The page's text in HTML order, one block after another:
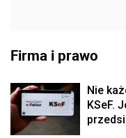
Firma i prawo
Nie
KSeF.